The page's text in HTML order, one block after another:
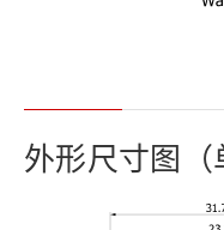
外形尺寸图（